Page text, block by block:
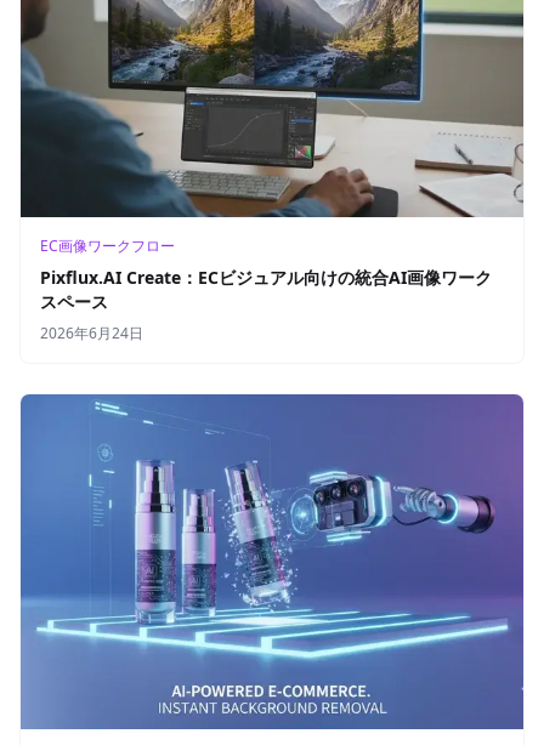
EC画像ワークフロー
Pixflux.AI Create：ECビジュアル向けの統合AI画像ワーク
スペース
2026年6月24日